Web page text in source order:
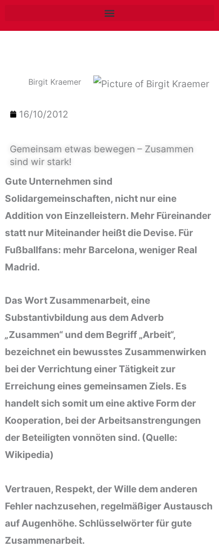
Birgit Kraemer
16/10/2012
Gemeinsam etwas bewegen – Zusammen
sind wir stark!
Gute Unternehmen sind
Solidargemeinschaften, nicht nur eine
Addition von Einzelleistern. Mehr Füreinander
statt nur Miteinander heißt die Devise. Für
Fußballfans: mehr Barcelona, weniger Real
Madrid.
Das Wort Zusammenarbeit, eine
Substantivbildung aus dem Adverb
„Zusammen“ und dem Begriff „Arbeit“,
bezeichnet ein bewusstes Zusammenwirken
bei der Verrichtung einer Tätigkeit zur
Erreichung eines gemeinsamen Ziels. Es
handelt sich somit um eine aktive Form der
Kooperation, bei der Arbeitsanstrengungen
der Beteiligten vonnöten sind. (Quelle:
Wikipedia)
Vertrauen, Respekt, der Wille dem anderen
Fehler nachzusehen, regelmäßiger Austausch
auf Augenhöhe. Schlüsselwörter für gute
Zusammenarbeit.